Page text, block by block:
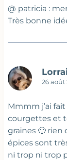
@ patricia :
Très bonne
26 août
Mmmm j’ai
courgettes et
graines 🙂 rien
épices sont
ni trop ni trop